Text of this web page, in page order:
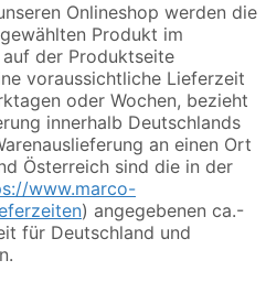
Onlineshop werden die
Produkt im
der Produktseite
voraussichtliche Lieferzeit
oder Wochen, bezieht
innerhalb Deutschlands
an einen Ort
Österreich sind die in der
www.marco-
) angegebenen ca.-
für Deutschland und